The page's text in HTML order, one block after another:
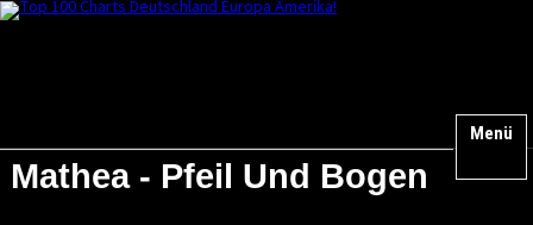
Menü
Mathea - Pfeil Und Bogen